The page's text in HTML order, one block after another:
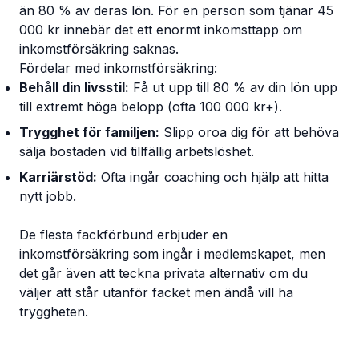
än 80 % av deras lön. För en person som tjänar 45
000 kr innebär det ett enormt inkomsttapp om
inkomstförsäkring saknas.
Fördelar med inkomstförsäkring:
Behåll din livsstil: Få ut upp till 80 % av din lön upp
till extremt höga belopp (ofta 100 000 kr+).
Trygghet för familjen: Slipp oroa dig för att behöva
sälja bostaden vid tillfällig arbetslöshet.
Karriärstöd: Ofta ingår coaching och hjälp att hitta
nytt jobb.
De flesta fackförbund erbjuder en
inkomstförsäkring som ingår i medlemskapet, men
det går även att teckna privata alternativ om du
väljer att står utanför facket men ändå vill ha
tryggheten.